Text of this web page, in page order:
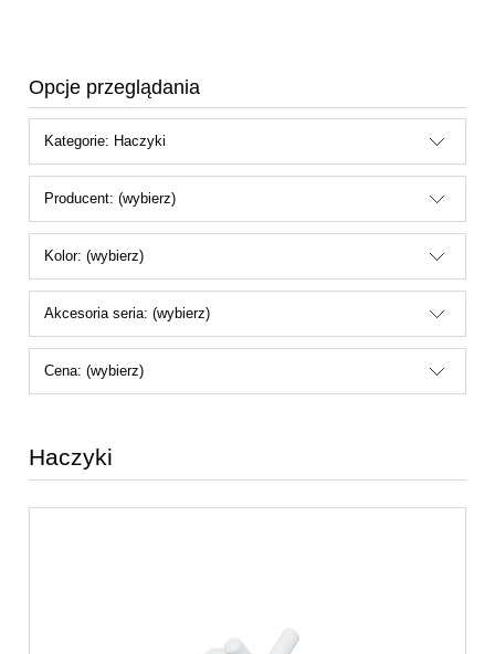
Opcje przeglądania
Kategorie: Haczyki
Producent: (wybierz)
Kolor: (wybierz)
Akcesoria seria: (wybierz)
Cena: (wybierz)
Haczyki